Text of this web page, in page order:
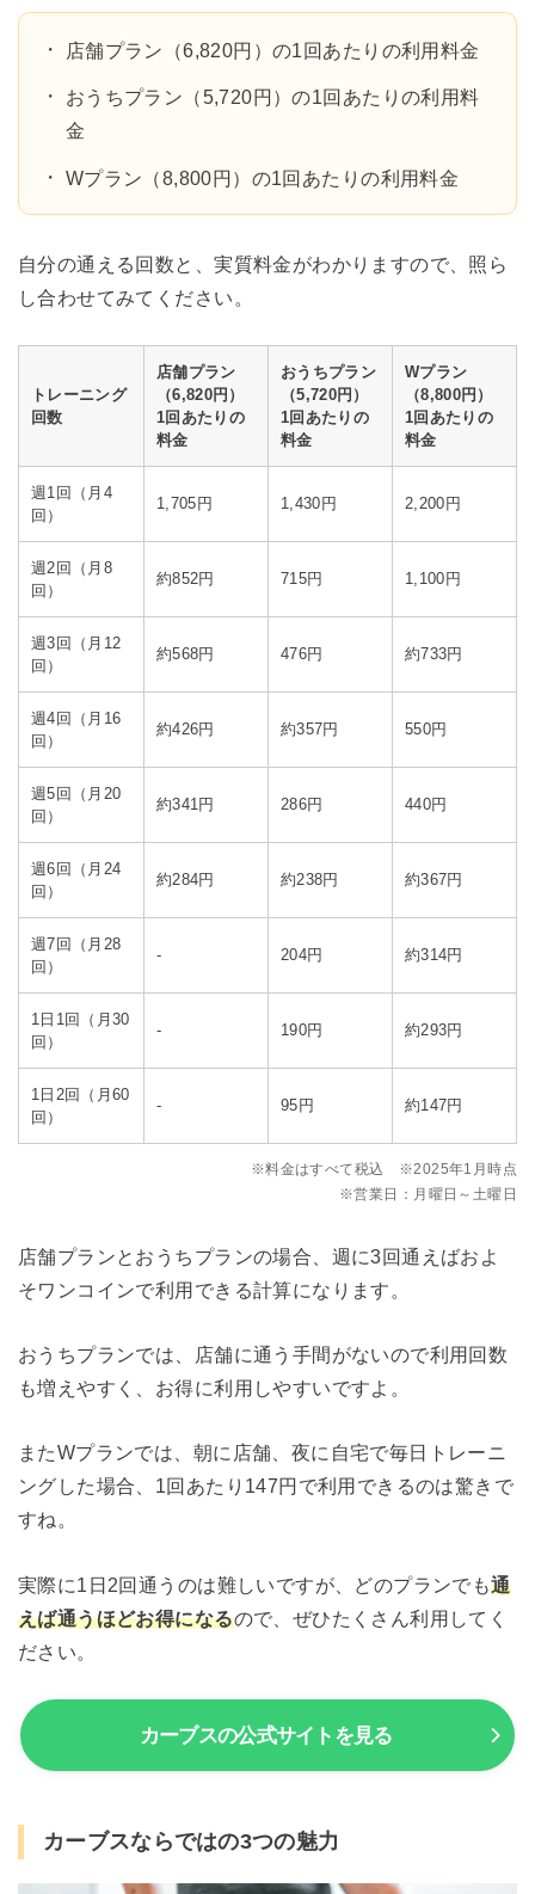
店舗プラン（6,820円）の1回あたりの利用料金
おうちプラン（5,720円）の1回あたりの利用料
金
Wプラン（8,800円）の1回あたりの利用料金
自分の通える回数と、実質料金がわかりますので、照ら
し合わせてみてください。
トレーニング
回数
店舗プラン
（6,820円）
1回あたりの
料金
おうちプラン
（5,720円）
1回あたりの
料金
Wプラン
（8,800円）
1回あたりの
料金
週1回（月4
回）
1,705円 1,430円 2,200円
週2回（月8
回）
約852円 715円 1,100円
週3回（月12
回）
約568円 476円 約733円
週4回（月16
回）
約426円 約357円 550円
週5回（月20
回）
約341円 286円 440円
週6回（月24
回）
約284円 約238円 約367円
週7回（月28
回）
- 204円 約314円
1日1回（月30
回）
- 190円 約293円
1日2回（月60
回）
- 95円 約147円
※料金はすべて税込 ※2025年1月時点
※営業日：月曜日～土曜日
店舗プランとおうちプランの場合、週に3回通えばおよ
そワンコインで利用できる計算になります。
おうちプランでは、店舗に通う手間がないので利用回数
も増えやすく、お得に利用しやすいですよ。
またWプランでは、朝に店舗、夜に自宅で毎日トレーニ
ングした場合、1回あたり147円で利用できるのは驚きで
すね。
実際に1日2回通うのは難しいですが、どのプランでも通
えば通うほどお得になるので、ぜひたくさん利用してく
ださい。
カーブスの公式サイトを見る
カーブスならではの3つの魅力